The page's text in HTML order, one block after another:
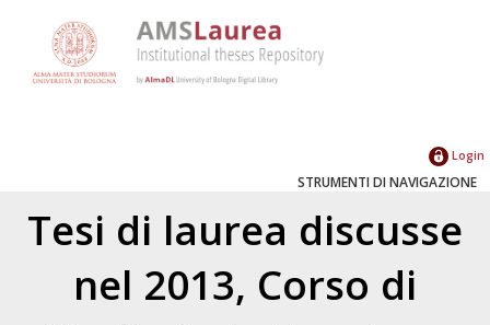
Login
STRUMENTI DI NAVIGAZIONE
Tesi di laurea discusse
nel 2013, Corso di